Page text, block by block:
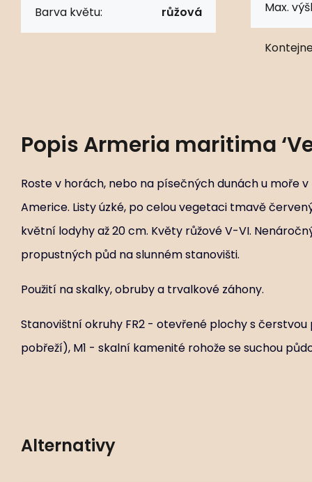
Barva květu: růžová Max.
Popis Armeria maritima
Roste v horách, nebo na písečných dunách u moře v
Americe. Listy úzké, po celou vegetaci tmavě
květní lodyhy až 20 cm. Květy růžové V-VI.
propustných půd na slunném stanovišti.
Použití na skalky, obruby a trvalkové záhony.
Stanovištní okruhy FR2 - otevřené plochy s
pobřeží), M1 - skalní kamenité rohože se suchou
Alternativy